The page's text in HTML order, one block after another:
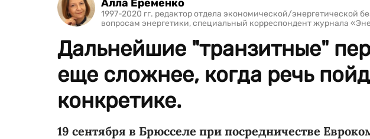
Алла Еременко
1997-2020 гг. редактор отдела экономической/энергетической
вопросам энергетики, специальный корреспондент журнала
Дальнейшие "транзитные"
еще сложнее, когда речь
конкретике.
19 сентября в Брюсселе при посредничестве